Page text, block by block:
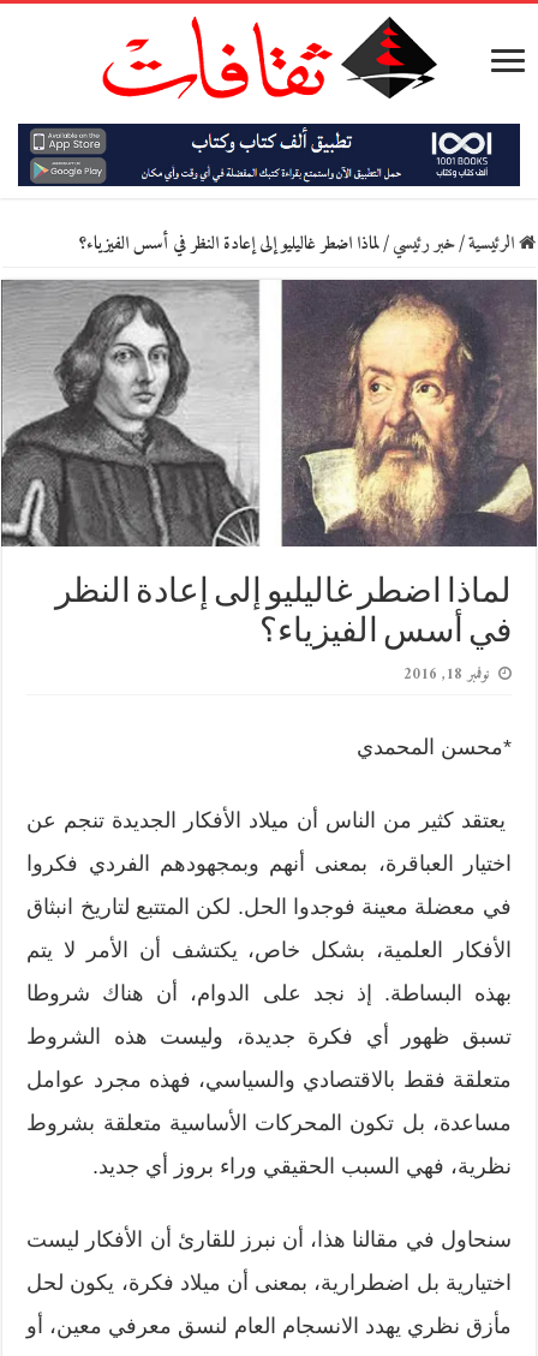
الرئيسية/خبر رئيسي/لماذا اضطر غاليليو إلى إعادة النظر في أسس الفيزياء؟
لماذا اضطر غاليليو إلى إعادة النظر
في أسس الفيزياء؟
نوفمبر 18, 2016
*محسن المحمدي
يعتقد كثير من الناس أن ميلاد الأفكار الجديدة تنجم عن
اختيار العباقرة، بمعنى أنهم وبمجهودهم الفردي فكروا
في معضلة معينة فوجدوا الحل. لكن المتتبع لتاريخ انبثاق
الأفكار العلمية، بشكل خاص، يكتشف أن الأمر لا يتم
بهذه البساطة. إذ نجد على الدوام، أن هناك شروطا
تسبق ظهور أي فكرة جديدة، وليست هذه الشروط
متعلقة فقط بالاقتصادي والسياسي، فهذه مجرد عوامل
مساعدة، بل تكون المحركات الأساسية متعلقة بشروط
نظرية، فهي السبب الحقيقي وراء بروز أي جديد.
سنحاول في مقالنا هذا، أن نبرز للقارئ أن الأفكار ليست
اختيارية بل اضطرارية، بمعنى أن ميلاد فكرة، يكون لحل
مأزق نظري يهدد الانسجام العام لنسق معرفي معين، أو